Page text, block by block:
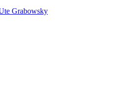
Grabowsky